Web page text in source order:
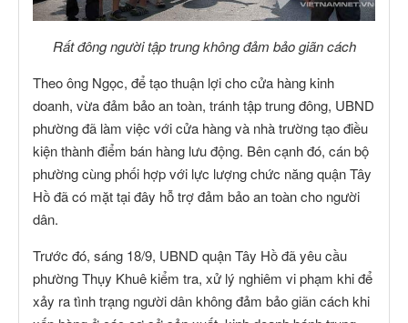
Rất đông người tập trung không đảm bảo giãn cách
Theo ông Ngọc, để tạo thuận lợi cho cửa hàng kinh
doanh, vừa đảm bảo an toàn, tránh tập trung đông, UBND
phường đã làm việc với cửa hàng và nhà trường tạo điều
kiện thành điểm bán hàng lưu động. Bên cạnh đó, cán bộ
phường cùng phối hợp với lực lượng chức năng quận Tây
Hồ đã có mặt tại đây hỗ trợ đảm bảo an toàn cho người
dân.
Trước đó, sáng 18/9, UBND quận Tây Hồ đã yêu cầu
phường Thụy Khuê kiểm tra, xử lý nghiêm vi phạm khi để
xảy ra tình trạng người dân không đảm bảo giãn cách khi